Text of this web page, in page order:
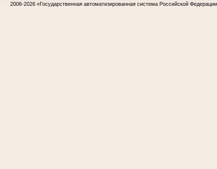
2006-2026 «Государственная автоматизированная система Российской